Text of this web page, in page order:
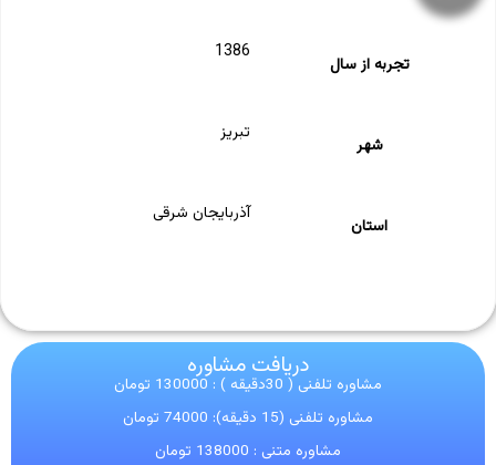
تجربه از سال
1386
شهر
تبریز
استان
آذربایجان شرقی
دریافت مشاوره
مشاوره تلفنی ( 30دقیقه ) : 130000 تومان
مشاوره تلفنی (15 دقیقه): 74000 تومان
مشاوره متنی : 138000 تومان